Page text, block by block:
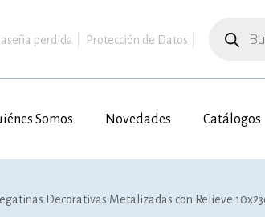
perdida Protección de Datos
productos
Somos Novedades Catálogos
Decorativas Metalizadas con Relieve